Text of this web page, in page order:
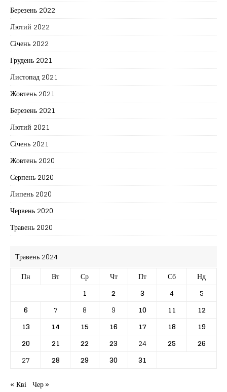
Березень 2022
Лютий 2022
Січень 2022
Грудень 2021
Листопад 2021
Жовтень 2021
Березень 2021
Лютий 2021
Січень 2021
Жовтень 2020
Серпень 2020
Липень 2020
Червень 2020
Травень 2020
Травень 2024
Пн
Вт Ср Чт Пт Сб
Нд
1
2 3 4
5
6
7 8 9 10 11
12
13
14 15 16 17 18
19
20
21 22 23 24 25
26
27
28 29 30
31
« Кві Чер »